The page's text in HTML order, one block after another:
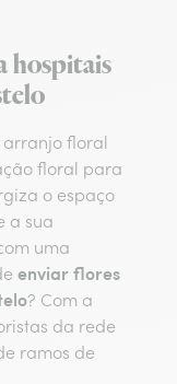
hospitais
arranjo floral
floral para
o espaço
a sua
uma
enviar flores
? Com a
da rede
ramos de